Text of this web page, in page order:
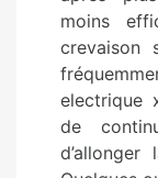
e
d
o
n
moins
crevaison
electrique
de